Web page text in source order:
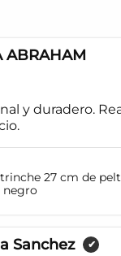
ABRAHAM
y duradero.
27 cm de
negro
Sanchez ✔